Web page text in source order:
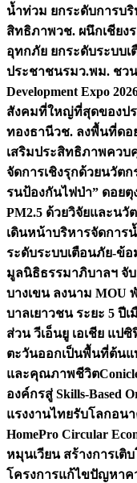
น้ำท่วม ยกระดับการบ
สิทธิภาพวช. ผนึกเชียง
อุทกภัย ยกระดับระบบ
ประชาชนรมว.พม. ชว
Development Expo
สังคมที่ใหญ่ที่สุดของปร
ทองธานีวช. ลงพื้นที่ดอ
เสริมประสิทธิภาพคว
จัดการเชิงรุกด้วยนวัตก
รนป้องกันไฟป่า” ดอยตุ
PM2.5 ด้วยวิจัยและนวั
เดินหน้าบริหารจัดการ
ระดับระบบเตือนภัย-ข้อ
มูลนิธิธรรมาภิบาลฯ จั
บางเขน ลงนาม
บาลเยาวชน ระยะ 5 ปีเ
ส่วน วีเอ็นยู เอเชีย แป
ตะวันออกเป็นพื้นที่ต้นแ
และคุณภาพชีวิต
องค์กรสู่ Skills-Based
แรงงานไทยรับโลกอน
HomePro Circular
หมุนเวียน สร้างการเติ
โครงการแก้ไขปัญหาค